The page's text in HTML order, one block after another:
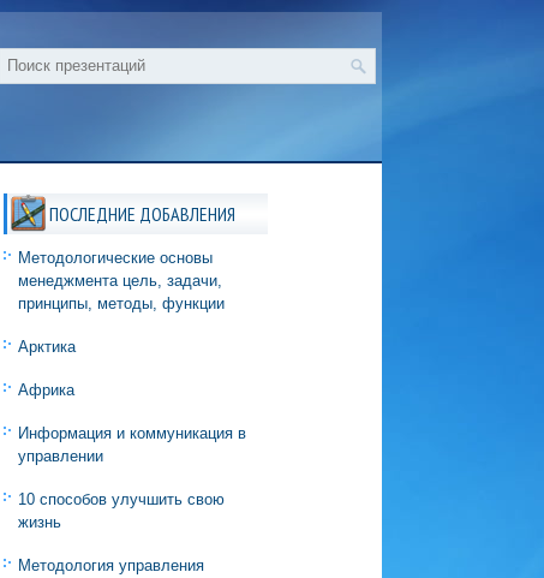
ПОСЛЕДНИЕ ДОБАВЛЕНИЯ
Методологические основы
менеджмента цель, задачи,
принципы, методы, функции
Арктика
Африка
Информация и коммуникация в
управлении
10 способов улучшить свою
жизнь
Методология управления